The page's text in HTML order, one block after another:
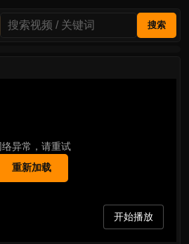
搜索
络异常，请重试
重新加载
开始播放